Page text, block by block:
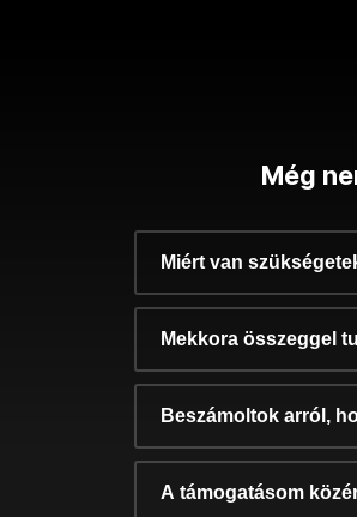
Még
Miért van
Mekkora összeggel
Beszámoltok arról,
A támogatásom